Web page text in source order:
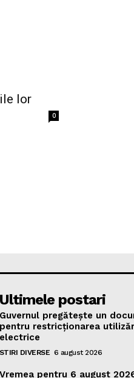
lor
0
Ultimele postari
Guvernul pregătește un
pentru restricționarea
electrice
STIRI DIVERSE 6 august 2026
Vremea pentru 6 august